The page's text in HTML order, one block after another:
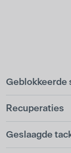
Geblokkeerde
Recuperaties
Geslaagde